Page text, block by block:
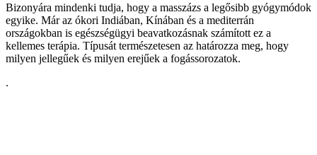
Bizonyára mindenki tudja, hogy a masszázs a legősibb gyógymódok
egyike. Már az ókori Indiában, Kínában és a mediterrán
országokban is egészségügyi beavatkozásnak számított ez a
kellemes terápia. Típusát természetesen az határozza meg, hogy
milyen jellegűek és milyen erejűek a fogássorozatok.
.